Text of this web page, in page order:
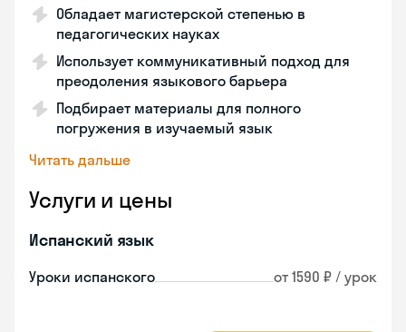
Обладает магистерской степенью в
педагогических науках
Использует коммуникативный подход для
преодоления языкового барьера
Подбирает материалы для полного
погружения в изучаемый язык
Читать дальше
Услуги и цены
Испанский язык
Уроки испанского от 1590 ₽ / урок